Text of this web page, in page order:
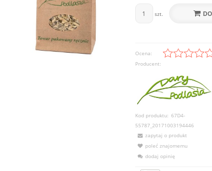
szt.
Ocena:
Producent:
Kod produktu: 67D4-
55787_20171003194446
zapytaj o produkt
poleć znajomemu
dodaj opinię